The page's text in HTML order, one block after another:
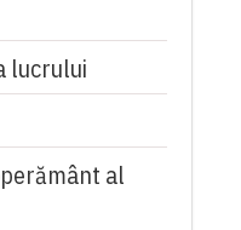
lucrului
al